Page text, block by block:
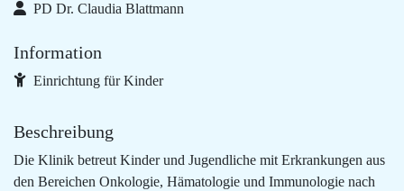
PD Dr. Claudia Blattmann
Information
Einrichtung für Kinder
Beschreibung
Die Klinik betreut Kinder und Jugendliche mit Erkrankungen aus
den Bereichen Onkologie, Hämatologie und Immunologie nach